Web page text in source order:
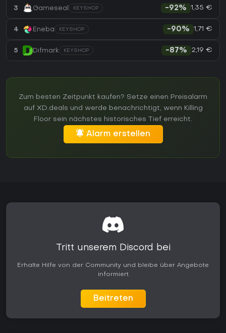
3 Gameseal KEYSHOP -92% 1,35 €
4 Eneba KEYSHOP -90% 1,71 €
5 Difmark KEYSHOP -87% 2,19 €
Zum besten Zeitpunkt kaufen? Setze einen Preisalarm
auf XD.deals und werde benachrichtigt, wenn Killing
Floor sein nächstes historisches Tief erreicht.
Alarm erstellen
Tritt unserem Discord bei
Erhalte Hilfe von der Community und bleibe über Angebote
informiert
Beitreten